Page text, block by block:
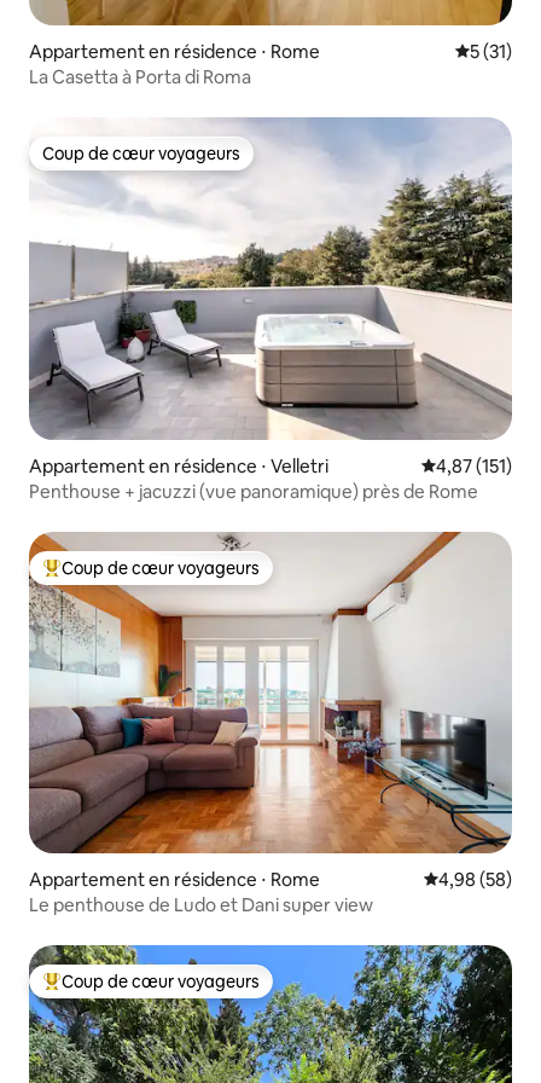
Appartement en résidence ⋅ Rome
5 (31)
La Casetta à Porta di Roma
Coup de cœur voyageurs
Coup de cœur voyageurs
Appartement en résidence ⋅ Velletri Évaluation
4,87 (151)
Penthouse + jacuzzi (vue panoramique) près de Rome
Coups de cœur voyageurs les plus appréciés
Coup de cœur voyageurs
Appartement en résidence ⋅ Rome Évaluation
4,98 (58)
Le penthouse de Ludo et Dani super view
Coups de cœur voyageurs les plus appréciés
Coup de cœur voyageurs